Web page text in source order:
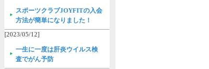
スポーツクラブJOYFITの入会
方法が簡単になりました！
[2023/05/12]
一生に一度は肝炎ウイルス検
査でがん予防